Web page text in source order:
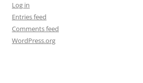
Log in
Entries feed
Comments feed
WordPress.org